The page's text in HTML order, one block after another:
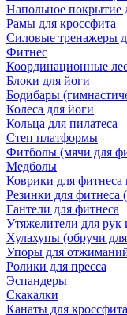
Напольное покрытие
Рамы для кроссфита
Силовые тренажеры
Фитнес
Координационные
Блоки для йоги
Бодибары
Колеса для йоги
Кольца для пилатеса
Степ платформы
Фитболы (мячи для
Медболы
Коврики для фитнеса
Резинки для фитнеса
Гантели для фитнеса
Утяжелители для рук
Хулахупы (обручи
Упоры для
Ролики для пресса
Эспандеры
Скакалки
Канаты для кроссфита